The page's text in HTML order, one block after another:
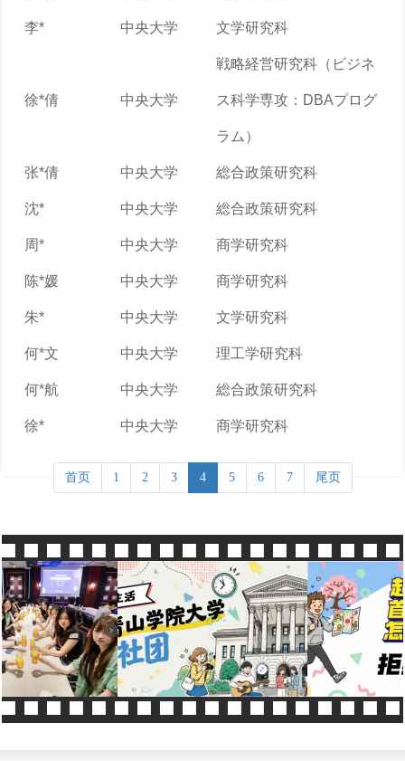
李* 中央大学 文学研究科
徐*倩 中央大学
戦略経営研究科（ビジネ
ス科学専攻：DBAプログ
ラム）
张*倩 中央大学 総合政策研究科
沈* 中央大学 総合政策研究科
周* 中央大学 商学研究科
陈*媛 中央大学 商学研究科
朱* 中央大学 文学研究科
何*文 中央大学 理工学研究科
何*航 中央大学 総合政策研究科
徐* 中央大学 商学研究科
首页 1 2 3 4 5 6 7 尾页